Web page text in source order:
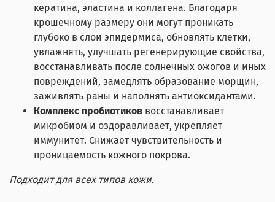
кератина, эластина и коллагена. Благодаря
крошечному размеру они могут проникать
глубоко в слои эпидермиса, обновлять клетки,
увлажнять, улучшать регенерирующие свойства,
восстанавливать после солнечных ожогов и иных
повреждений, замедлять образование морщин,
заживлять раны и наполнять антиоксидантами.
Комплекс пробиотиков восстанавливает
микробиом и оздоравливает, укрепляет
иммунитет. Снижает чувствительность и
проницаемость кожного покрова.
Подходит для всех типов кожи.